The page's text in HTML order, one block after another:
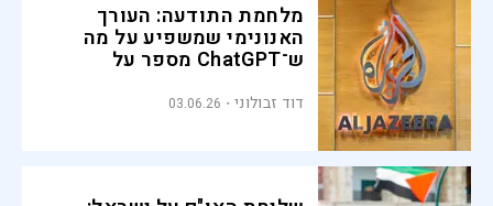
מלחמת התודעה: העורך
האנונימי שמשפיע על מה
ש־ChatGPT מספר על
דוד זבולוני 03.06.26